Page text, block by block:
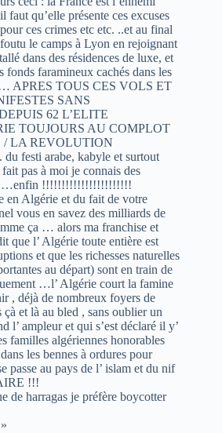
faut qu’elle présente ces excuses
ces crimes etc etc. ..et au final
le camps à Lyon en rejoignant
dans des résidences de luxe, et
fonds faramineux cachés dans les
… APRES TOUS CES VOLS ET
SANS
62 L’ELITE
TOUJOURS AU COMPLOT
/ LA REVOLUTION
festi arabe, kabyle et surtout
pas à moi je connais des
…enfin !!!!!!!!!!!!!!!!!!!!!!!
en Algérie et du fait de votre
vous en savez des milliards de
ça … alors ma franchise et
que l’ Algérie toute entière est
et que les richesses naturelles
au départ) sont en train de
…l’ Algérie court la famine
, déjà de nombreux foyers de
çà et là au bled , sans oublier un
l’ ampleur et qui s’est déclaré il y’
familles algériennes honorables
les bennes à ordures pour
passe au pays de l’ islam et du nif
!!!
de harragas je préfère boycotter